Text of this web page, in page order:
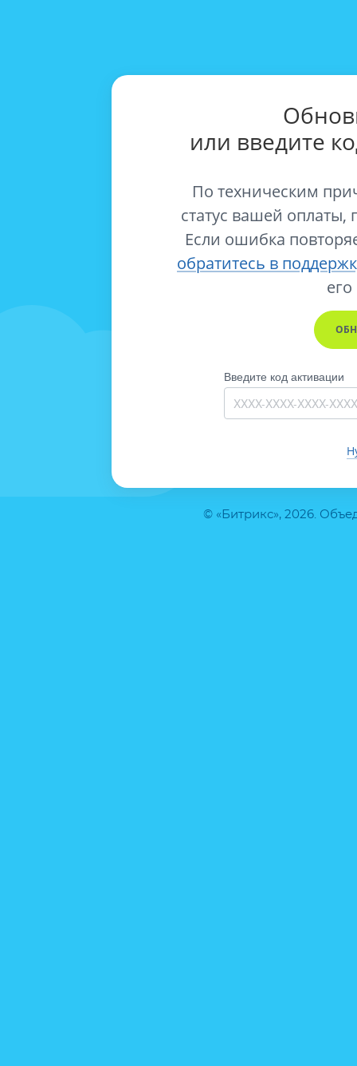
© «Битрикс», 2026.
или введите
По техническим
статус вашей оплаты,
Если ошибка
обратитесь в
его
Введите код активации